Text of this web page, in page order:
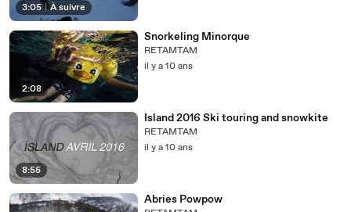
3:05 | À suivre
2:08
Snorkeling Minorque
RETAMTAM
il y a 10 ans
8:55
Island 2016 Ski touring and snowkite
RETAMTAM
il y a 10 ans
Abries Powpow